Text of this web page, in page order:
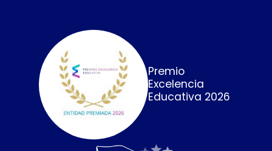
Premio
Excelencia
Educativa 2026